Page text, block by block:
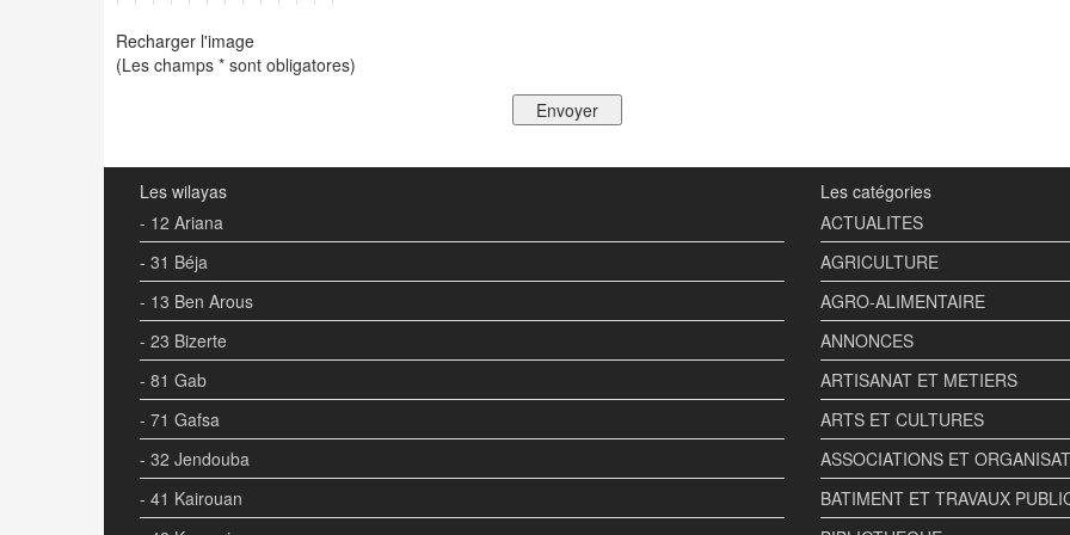
Recharger l'image
(Les champs * sont obligatores)
Les wilayas
- 12 Ariana
- 31 Béja
- 13 Ben Arous
- 23 Bizerte
- 81 Gab
- 71 Gafsa
- 32 Jendouba
- 41 Kairouan
Les catégories
ACTUALITES
AGRICULTURE
AGRO-ALIMENTAIRE
ANNONCES
ARTISANAT ET METIERS
ARTS ET CULTURES
ASSOCIATIONS ET
BATIMENT ET TRAVAUX